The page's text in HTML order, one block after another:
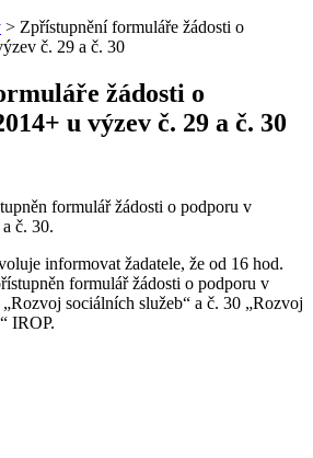
> Zpřístupnění formuláře žádosti o
č. 29 a č. 30
žádosti o
u výzev č. 29 a č. 30
formulář žádosti o podporu v
č. 30.
informovat žadatele, že od 16 hod.
formulář žádosti o podporu v
sociálních služeb“ a č. 30 „Rozvoj
IROP.